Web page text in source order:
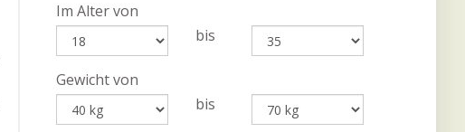
Im Alter von
bis
Gewicht von
bis